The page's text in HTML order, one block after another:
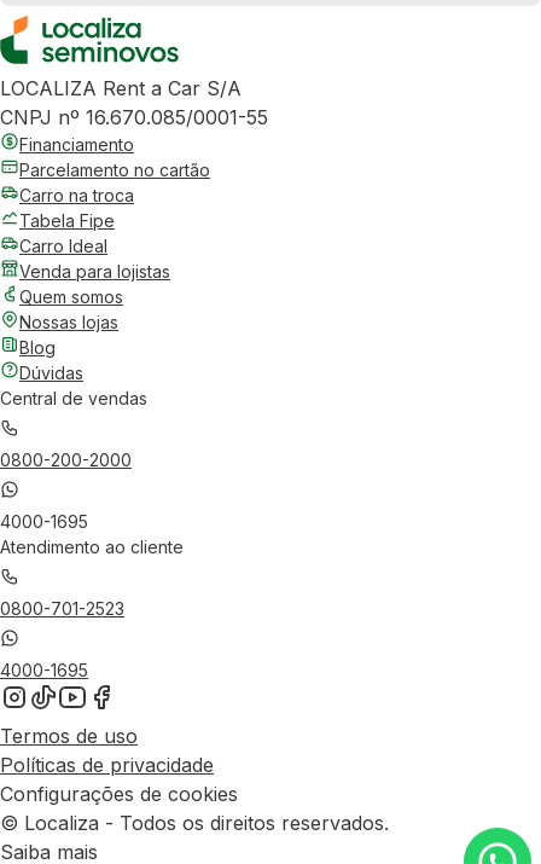
LOCALIZA Rent a Car S/A
CNPJ nº 16.670.085/0001-55
Financiamento
Parcelamento no cartão
Carro na troca
Tabela Fipe
Carro Ideal
Venda para lojistas
Quem somos
Nossas lojas
Blog
Dúvidas
Central de vendas
0800-200-2000
4000-1695
Atendimento ao cliente
0800-701-2523
4000-1695
Termos de uso
Políticas de privacidade
Configurações de cookies
© Localiza - Todos os direitos reservados.
Saiba mais